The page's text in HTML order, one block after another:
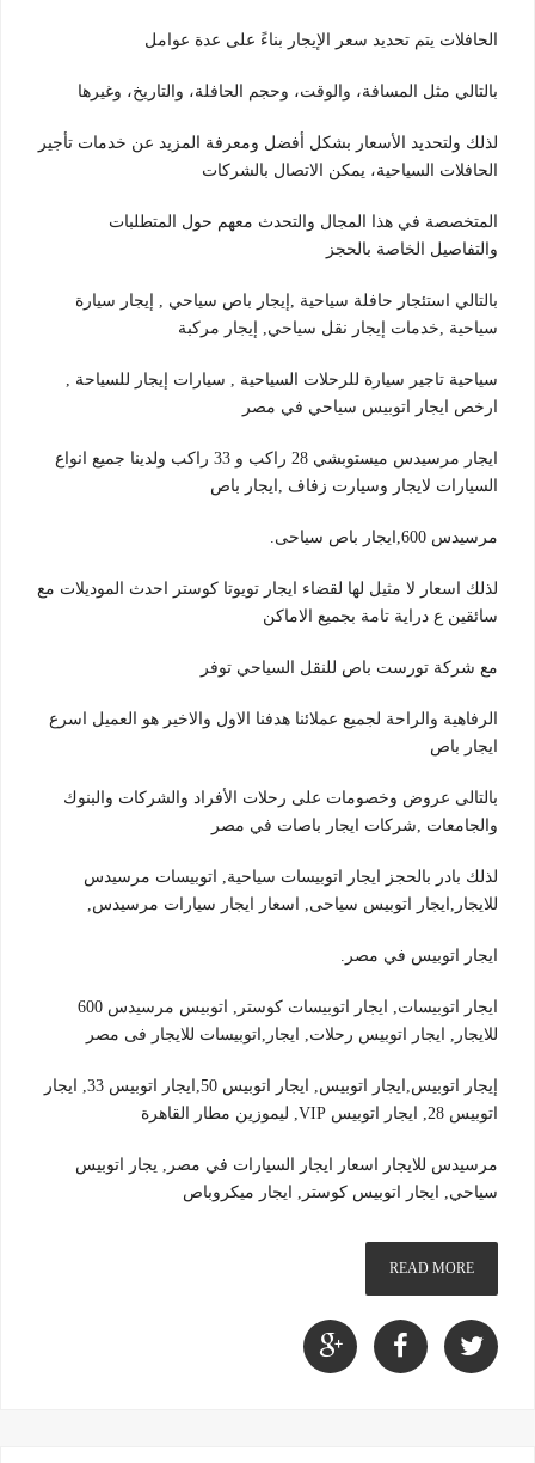
الحافلات يتم تحديد سعر الإيجار بناءً على عدة عوامل
بالتالي مثل المسافة، والوقت، وحجم الحافلة، والتاريخ، وغيرها
لذلك ولتحديد الأسعار بشكل أفضل ومعرفة المزيد عن خدمات تأجير
الحافلات السياحية، يمكن الاتصال بالشركات
المتخصصة في هذا المجال والتحدث معهم حول المتطلبات
والتفاصيل الخاصة بالحجز
بالتالي استئجار حافلة سياحية ,إيجار باص سياحي , إيجار سيارة
سياحية ,خدمات إيجار نقل سياحي, إيجار مركبة
سياحية تاجير سيارة للرحلات السياحية , سيارات إيجار للسياحة ,
ارخص ايجار اتوبيس سياحي في مصر
ايجار مرسيدس ميستوبشي 28 راكب و 33 راكب ولدينا جميع انواع
السيارات لايجار وسيارت زفاف ,ايجار باص
مرسيدس 600,ايجار باص سياحى.
لذلك اسعار لا مثيل لها لقضاء ايجار تويوتا كوستر احدث الموديلات مع
سائقين ع دراية تامة بجميع الاماكن
مع شركة تورست باص للنقل السياحي توفر
الرفاهية والراحة لجميع عملائنا هدفنا الاول والاخير هو العميل اسرع
ايجار باص
بالتالى عروض وخصومات على رحلات الأفراد والشركات والبنوك
والجامعات ,شركات ايجار باصات في مصر
لذلك بادر بالحجز ايجار اتوبيسات سياحية, اتوبيسات مرسيدس
للايجار,ايجار اتوبيس سياحى, اسعار ايجار سيارات مرسيدس,
ايجار اتوبيس في مصر.
ايجار اتوبيسات, ايجار اتوبيسات كوستر, اتوبيس مرسيدس 600
للايجار, ايجار اتوبيس رحلات, ايجار,اتوبيسات للايجار فى مصر
إيجار اتوبيس,ايجار اتوبيس, ايجار اتوبيس 50,ايجار اتوبيس 33, ايجار
اتوبيس 28, ايجار اتوبيس VIP, ليموزين مطار القاهرة
مرسيدس للايجار اسعار ايجار السيارات في مصر, يجار اتوبيس
سياحي, ايجار اتوبيس كوستر, ايجار ميكروباص
READ MORE